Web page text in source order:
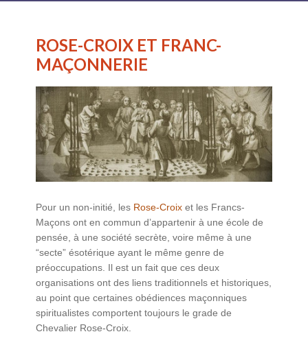
ROSE-CROIX ET FRANC-
MAÇONNERIE
Pour un non-initié, les Rose-Croix et les Francs-
Maçons ont en commun d’appartenir à une école de
pensée, à une société secrète, voire même à une
“secte” ésotérique ayant le même genre de
préoccupations. Il est un fait que ces deux
organisations ont des liens traditionnels et historiques,
au point que certaines obédiences maçonniques
spiritualistes comportent toujours le grade de
Chevalier Rose-Croix.